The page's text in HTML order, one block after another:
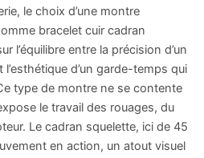
le choix d’une montre
bracelet cuir cadran
l’équilibre entre la précision d’un
d’un garde-temps qui
type de montre ne se contente
le travail des rouages, du
Le cadran squelette, ici de 45
en action, un atout visuel